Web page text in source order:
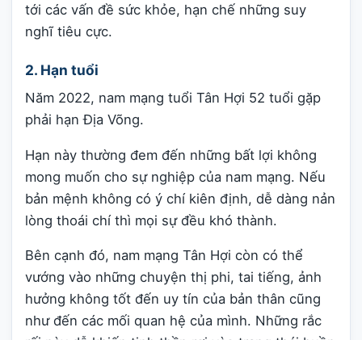
tới các vấn đề sức khỏe, hạn chế những suy
nghĩ tiêu cực.
2. Hạn tuổi
Năm 2022, nam mạng tuổi Tân Hợi 52 tuổi gặp
phải hạn Địa Võng.
Hạn này thường đem đến những bất lợi không
mong muốn cho sự nghiệp của nam mạng. Nếu
bản mệnh không có ý chí kiên định, dễ dàng nản
lòng thoái chí thì mọi sự đều khó thành.
Bên cạnh đó, nam mạng Tân Hợi còn có thể
vướng vào những chuyện thị phi, tai tiếng, ảnh
hưởng không tốt đến uy tín của bản thân cũng
như đến các mối quan hệ của mình. Những rắc